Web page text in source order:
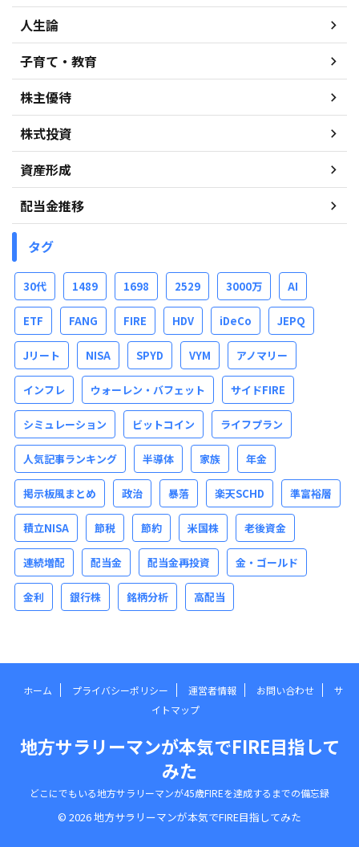
人生論
子育て・教育
株主優待
株式投資
資産形成
配当金推移
タグ
30代 1489 1698 2529 3000万 AI
ETF FANG FIRE HDV iDeCo JEPQ
Jリート NISA SPYD VYM アノマリー
インフレ ウォーレン・バフェット サイドFIRE
シミュレーション ビットコイン ライフプラン
人気記事ランキング 半導体 家族 年金
掲示板風まとめ 政治 暴落 楽天SCHD 準富裕層
積立NISA 節税 節約 米国株 老後資金
連続増配 配当金 配当金再投資 金・ゴールド
金利 銀行株 銘柄分析 高配当
ホーム プライバシーポリシー 運営者情報 お問い合わせ
サ
イトマップ
地方サラリーマンが本気でFIRE目指して
みた
どこにでもいる地方サラリーマンが45歳FIREを達成するまでの備忘録
© 2026 地方サラリーマンが本気でFIRE目指してみた